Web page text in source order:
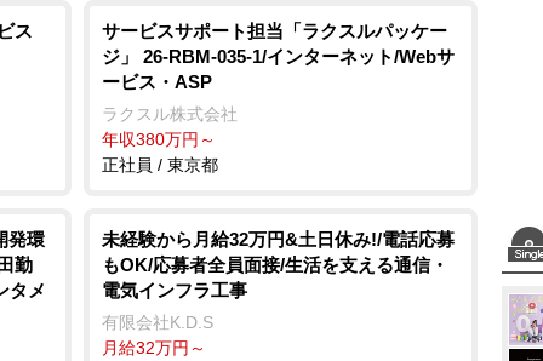
ス
サービスサポート担当「ラクスルパッケー
ジ」 26-RBM-035-1/インターネット/Webサ
ービス・ASP
ラクスル株式会社
年収380万円～
正社員 / 東京都
発環
勤
タメ
未経験から月給32万円&土日休み!/電話応募
もOK/応募者全員面接/生活を支える通信・
電気インフラ工事
有限会社K.D.S
月給32万円～